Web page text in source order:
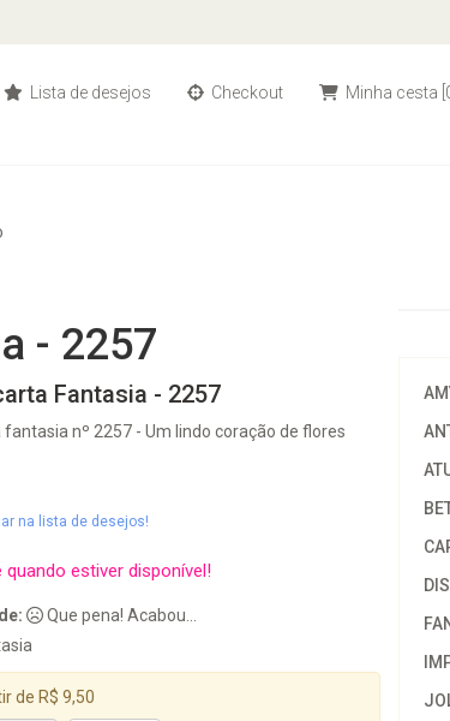
Lista de desejos Checkout Minha cesta
- 2257
Fantasia - 2257
fantasia nº 2257 - Um lindo coração de flores
na lista de desejos!
quando estiver disponível!
Que pena! Acabou...
de R$ 9,50